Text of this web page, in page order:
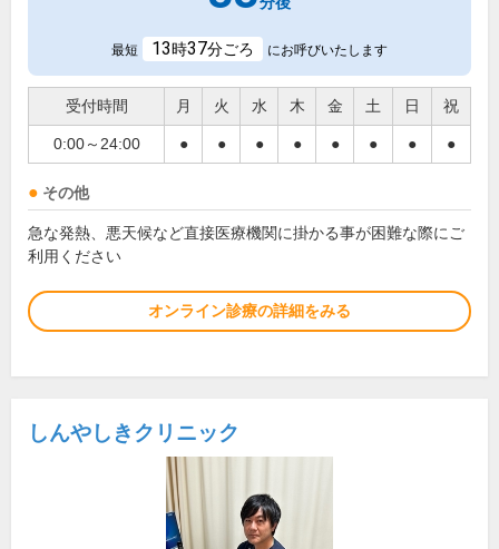
最短 13時37分ごろ にお呼びいたします
受付時間 月 火 水 木 金 土 日 祝
0:00～24:00 ● ● ● ● ● ● ● ●
その他
急な発熱、悪天候など直接医療機関に掛かる事が困難な際にご
利用ください
オンライン診療の詳細をみる
しんやしきクリニック